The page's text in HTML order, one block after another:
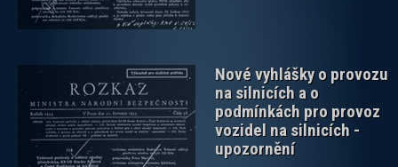
Nové vyhlášky o provozu
na silnicích a o
podmínkách pro provoz
vozidel na silnicích -
upozornění